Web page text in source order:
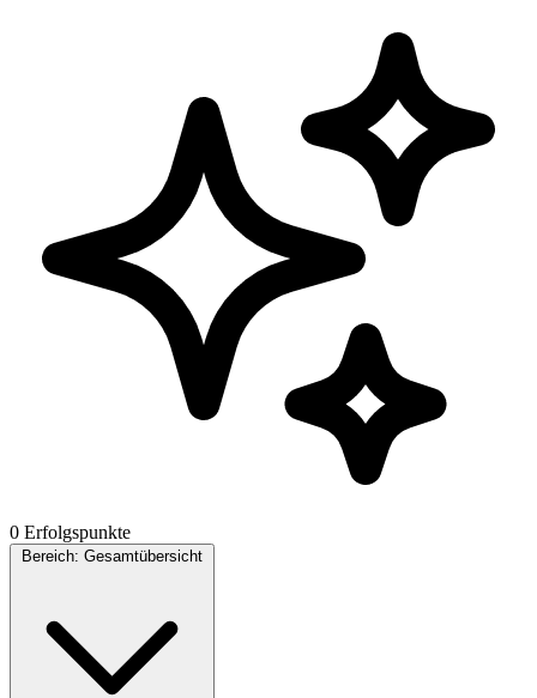
0 Erfolgspunkte
Bereich: Gesamtübersicht